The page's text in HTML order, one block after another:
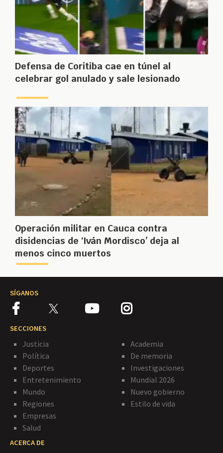
Defensa de Coritiba cae en túnel al
celebrar gol anulado y sale lesionado
Operación militar en Cauca contra
disidencias de ‘Iván Mordisco’ deja al
menos cinco muertos
SÍGANOS
SECCIONES
Justicia
Política
Deportes
Entretenimiento
Mundo
Regiones
Empresas
Salud
Academia
De memoria
Investigaciones
Mundial 2026
Nuevo gobierno
Estilo de vida
ACERCA DE